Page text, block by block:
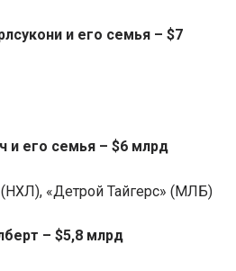
и его семья – $7
и его семья – $6 млрд
«Детрой Тайгерс» (МЛБ)
– $5,8 млрд